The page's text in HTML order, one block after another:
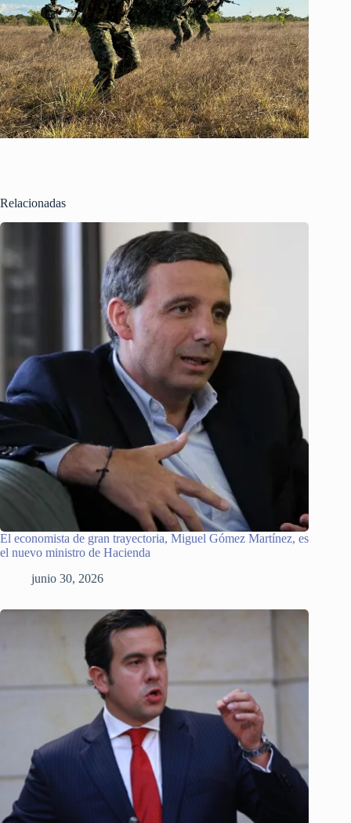
Relacionadas
El economista de gran trayectoria, Miguel Gómez Martínez, es
el nuevo ministro de Hacienda
junio 30, 2026